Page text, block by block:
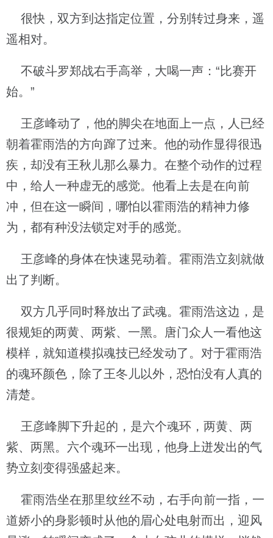
很快，双方到达指定位置，分别转过身来，遥
遥相对。
不破斗罗郑战右手高举，大喝一声：“比赛开
始。”
王彦峰动了，他的脚尖在地面上一点，人已经
朝着霍雨浩的方向蹿了过来。他的动作显得很迅
疾，却没有王秋儿那么暴力。在整个动作的过程
中，给人一种虚无的感觉。他看上去是在向前
冲，但在这一瞬间，哪怕以霍雨浩的精神力修
为，都有种没法锁定对手的感觉。
王彦峰的身体在快速晃动着。霍雨浩立刻就做
出了判断。
双方几乎同时释放出了武魂。霍雨浩这边，是
很规矩的两黄、两紫、一黑。唐门众人一看他这
模样，就知道模拟魂技已经发动了。对于霍雨浩
的魂环颜色，除了王冬儿以外，恐怕没有人真的
清楚。
王彦峰脚下升起的，是六个魂环，两黄、两
紫、两黑。六个魂环一出现，他身上迸发出的气
势立刻变得强盛起来。
霍雨浩坐在那里纹丝不动，右手向前一指，一
道娇小的身影顿时从他的眉心处电射而出，迎风